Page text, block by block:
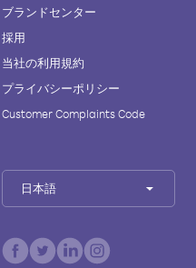
ブランドセンター
採用
当社の利用規約
プライバシーポリシー
Customer Complaints Code
日本語